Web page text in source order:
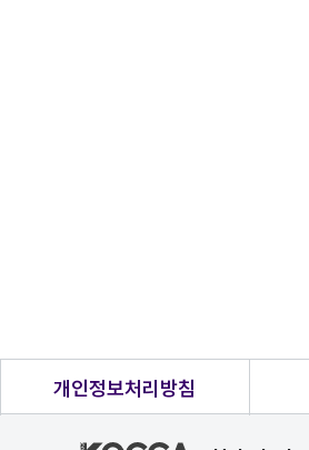
개인정보처리방침